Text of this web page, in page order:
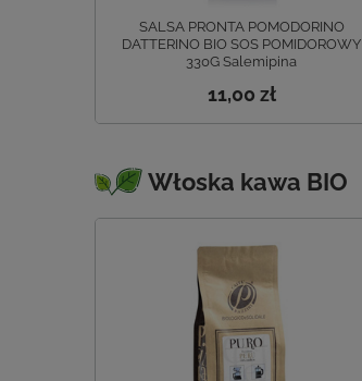
SALSA PRONTA POMODORINO
DATTERINO BIO SOS POMIDOROWY
330G Salemipina
11,00 zł
Włoska kawa BIO